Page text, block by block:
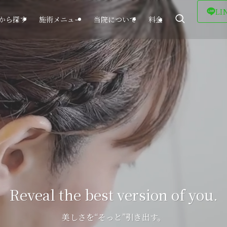
ら探す 施術メニュー 当院について 料金
Reveal the best version of you.
美しさを“そっと”引き出す。